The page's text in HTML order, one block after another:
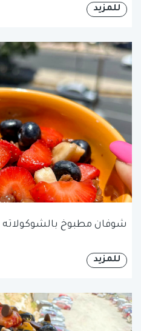
للمزيد
شوفان مطبوخ بالشوكولاته
للمزيد